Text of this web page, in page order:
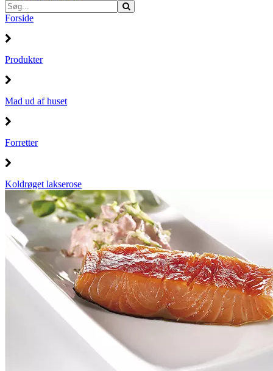
Forside
Produkter
Mad ud af huset
Forretter
Koldrøget lakserose